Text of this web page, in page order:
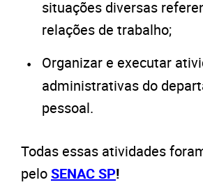
situações diversas
relações de trabalho;
Organizar e executar
administrativas do
pessoal.
Todas essas atividades
peloSENAC SP!